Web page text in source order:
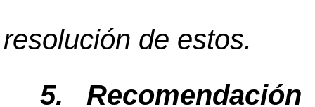
resolución de estos.
5. Recomendación